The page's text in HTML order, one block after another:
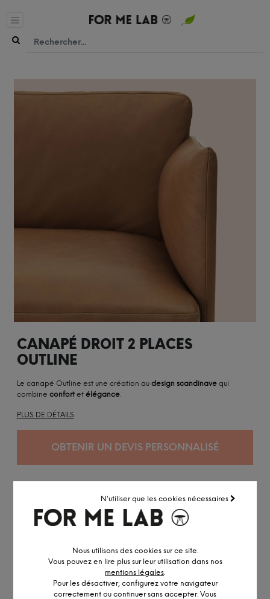
N'utiliser que les cookies nécessaires
Nous utilisons des cookies sur ce site.
Vous pouvez en lire plus sur leur utilisation dans nos
mentions légales.
Pour les désactiver, configurez votre navigateur
correctement ou continuer sans accepter. Vous
CANAPÉ DROIT 2 PLACES
OUTLINE
Le canapé Outline est une création au design scandinave qui
combine confortet élégance.
PLUS DE DÉTAILS
OBTENIR UN DEVIS PERSONNALISÉ
Réalisé en petite série
service pro
Conseil personnalisé par visio ou
RDV showroom